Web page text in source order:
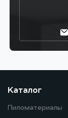
Каталог
Пиломатериалы